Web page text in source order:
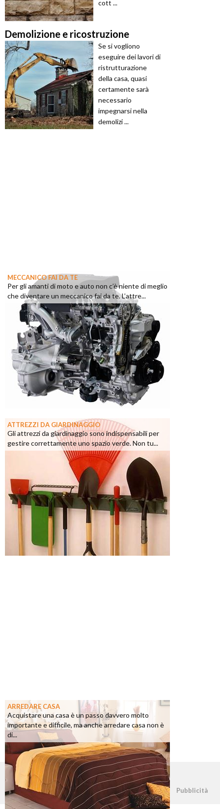
cott ...
Demolizione e ricostruzione
Se si vogliono
eseguire dei lavori di
ristrutturazione
della casa, quasi
certamente sarà
necessario
impegnarsi nella
demolizi ...
MECCANICO FAI DA TE
Per gli amanti di moto e auto non c’è niente di meglio
che diventare un meccanico fai da te. L’attre...
ATTREZZI DA GIARDINAGGIO
Gli attrezzi da giardinaggio sono indispensabili per
gestire correttamente uno spazio verde. Non tu...
ARREDARE CASA
Acquistare una casa è un passo davvero molto
importante e difficile, ma anche arredare casa non è
di...
©2026 - casapratica.net - p.iva 03338800984 Pubblicità